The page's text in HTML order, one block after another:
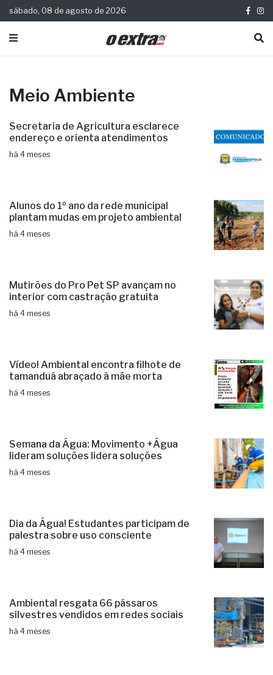
sábado, 08 de agosto de 2026
Meio Ambiente
Secretaria de Agricultura esclarece
endereço e orienta atendimentos
há 4 meses
Alunos do 1º ano da rede municipal
plantam mudas em projeto ambiental
há 4 meses
Mutirões do Pro Pet SP avançam no
interior com castração gratuita
há 4 meses
Vídeo! Ambiental encontra filhote de
tamanduá abraçado à mãe morta
há 4 meses
Semana da Água: Movimento +Água
lideram soluções lidera soluções
há 4 meses
Dia da Água! Estudantes participam de
palestra sobre uso consciente
há 4 meses
Ambiental resgata 66 pássaros
silvestres vendidos em redes sociais
há 4 meses